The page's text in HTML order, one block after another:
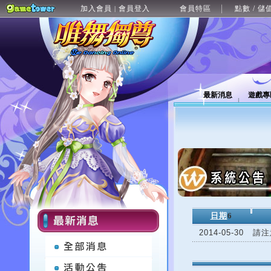
加入會員 | 會員登入 會員特區 點數 / 儲
最新消息 遊戲
日期 6
2014-05-30
請